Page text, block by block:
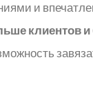
и
клиентов